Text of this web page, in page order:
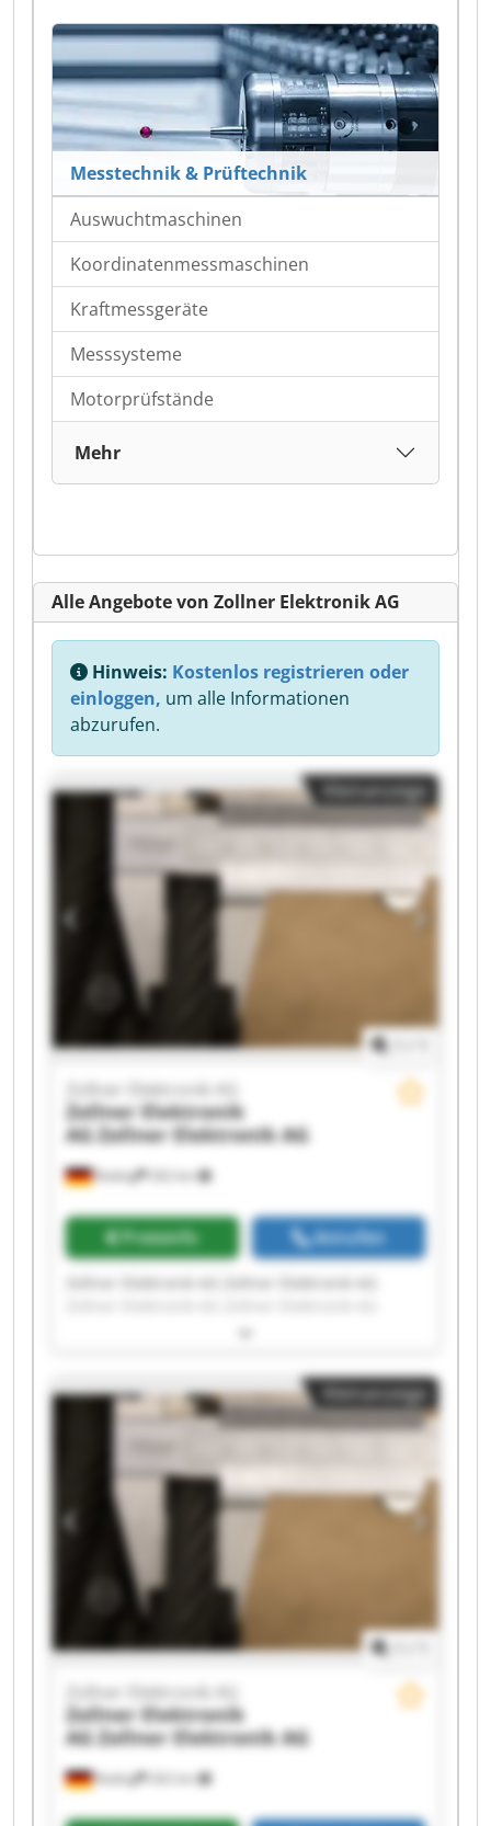
Messtechnik & Prüftechnik
Auswuchtmaschinen
Koordinatenmessmaschinen
Kraftmessgeräte
Messsysteme
Motorprüfstände
Mehr
Alle Angebote von Zollner Elektronik AG
Hinweis: Kostenlos registrieren oder
einloggen, um alle Informationen
abzurufen.
Kleinanzeige
Roding 262 km
Zollner Elektronik AG
Zollner Elektronik
AG Zollner Elektronik AG
Preisinfo Anrufen
Zollner Elektronik AG Zollner Elektronik AG
Zollner Elektronik AG Zollner Elektronik AG
Zollner Elektronik AG Zollner Elektronik AG
Zollner Elektronik AG Zollner Elektronik AG
Zollner Elektronik AG Zollner Elektronik AG
Zollner Elektronik AG Zollner Elektronik AG
Zollner Elektronik AG Zollner Elektronik AG
Kleinanzeige
Roding 262 km
Zollner Elektronik AG
Zollner Elektronik
AG Zollner Elektronik AG